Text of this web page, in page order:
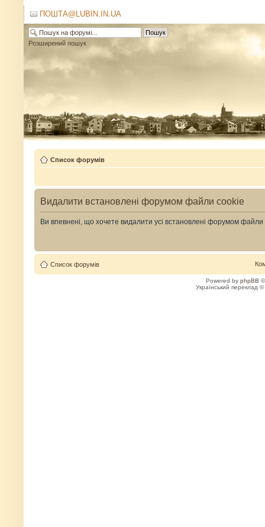
ПОШТА@LUBIN.IN.UA
Розширений пошук
Список форумів
Видалити встановлені форумом файли cookie
Ви впевнені, що хочете видалити усі встановлені форумом
Список форумів
Powered by phpBB
Український переклад